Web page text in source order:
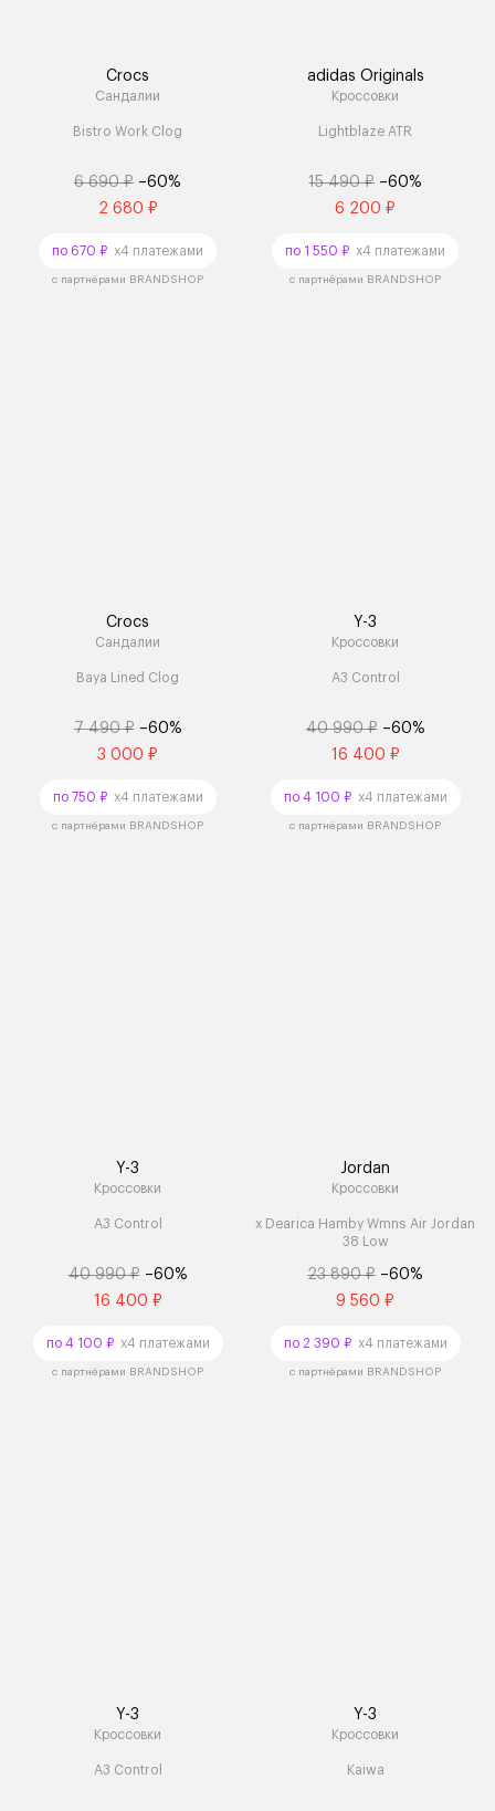
Crocs
Сандалии
Bistro Work Clog
6 690 ₽ –60%
2 680 ₽
по 670 ₽ x4 платежами
с партнёрами BRANDSHOP
adidas Originals
Кроссовки
Lightblaze ATR
15 490 ₽ –60%
6 200 ₽
по 1 550 ₽ x4 платежами
с партнёрами BRANDSHOP
Crocs
Сандалии
Baya Lined Clog
7 490 ₽ –60%
3 000 ₽
по 750 ₽x4 платежами
с партнёрами BRANDSHOP
Y-3
Кроссовки
A3 Control
40 990 ₽ –60%
16 400 ₽
по 4 100 ₽x4 платежами
с партнёрами BRANDSHOP
Y-3
Кроссовки
A3 Control
40 990 ₽ –60%
16 400 ₽
по 4 100 ₽x4 платежами
с партнёрами BRANDSHOP
Jordan
Кроссовки
x Dearica Hamby Wmns Air Jordan
38 Low
23 890 ₽ –60%
9 560 ₽
по 2 390 ₽x4 платежами
с партнёрами BRANDSHOP
Y-3
Кроссовки
A3 Control
Y-3
Кроссовки
Kaiwa